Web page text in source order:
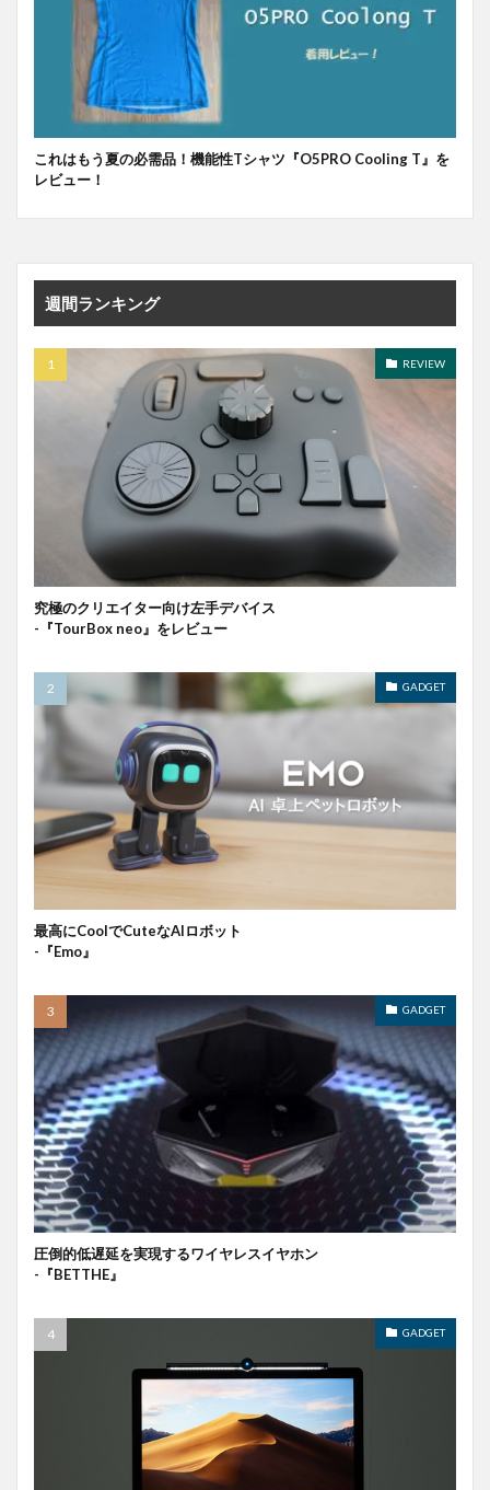
これはもう夏の必需品！機能性Tシャツ『O5PRO Cooling T』を
レビュー！
週間ランキング
REVIEW
究極のクリエイター向け左手デバイス
-『TourBox neo』をレビュー
GADGET
最高にCoolでCuteなAIロボット
-『Emo』
GADGET
圧倒的低遅延を実現するワイヤレスイヤホン
-『BETTHE』
GADGET